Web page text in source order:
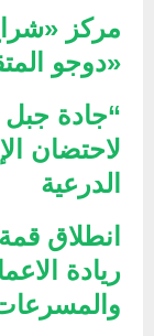
مركز
«دوجو
“جادة
لاحتضان
الدرعية
انطلاق
ريادة